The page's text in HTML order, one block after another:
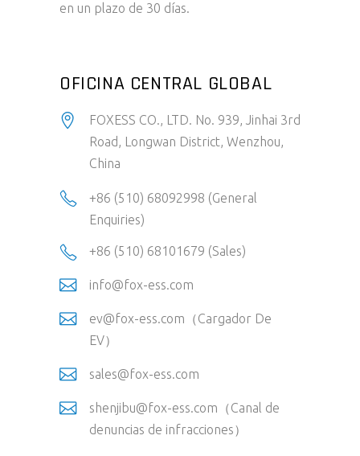
en un plazo de 30 días.
OFICINA CENTRAL GLOBAL
FOXESS CO., LTD. No. 939, Jinhai 3rd
Road, Longwan District, Wenzhou,
China
+86 (510) 68092998 (General
Enquiries)
+86 (510) 68101679 (Sales)
info@fox-ess.com
ev@fox-ess.com（Cargador De
EV）
sales@fox-ess.com
shenjibu@fox-ess.com（Canal de
denuncias de infracciones）